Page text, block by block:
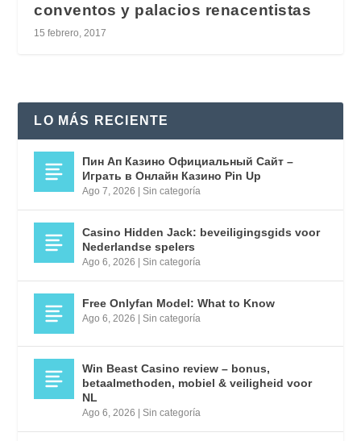
conventos y palacios renacentistas
15 febrero, 2017
LO MÁS RECIENTE
Пин Ап Казино Официальный Сайт –
Играть в Онлайн Казино Pin Up
Ago 7, 2026 |Sin categoría
Casino Hidden Jack: beveiligingsgids voor
Nederlandse spelers
Ago 6, 2026 |Sin categoría
Free Onlyfan Model: What to Know
Ago 6, 2026 |Sin categoría
Win Beast Casino review – bonus,
betaalmethoden, mobiel & veiligheid voor
NL
Ago 6, 2026 |Sin categoría